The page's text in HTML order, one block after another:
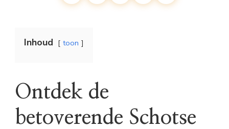
Inhoud toon
Ontdek de
betoverende Schotse